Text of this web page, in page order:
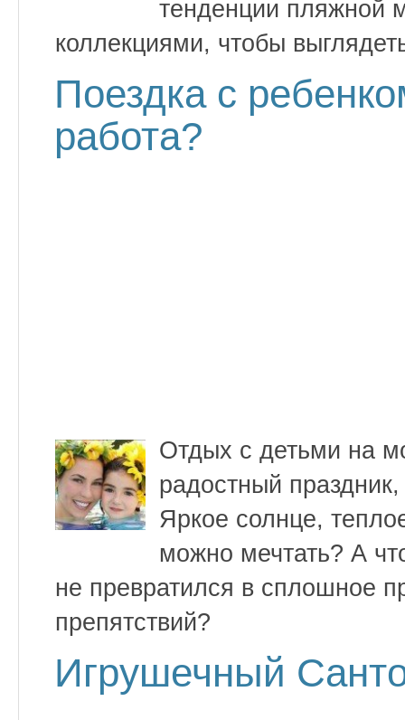
тенденции пляжной
коллекциями, чтобы
Поездка с
работа?
Отдых с детьми на
радостный
Яркое солнце,
можно мечтать? А
не превратился в сплошное
препятствий?
Игрушечный